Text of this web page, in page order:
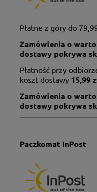
Płatne z góry do
Zamówienia o
dostawy pokrywa
Płatność przy
koszt dostawy 15,99
Zamówienia o
dostawy pokrywa
Paczkomat InPost